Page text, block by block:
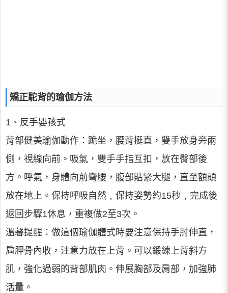
矯正駝背的瑜伽方法
1、反手嬰孩式
背部健美瑜伽動作：跪坐，腰背挺直，雙手放身旁兩
側，視線向前。吸氣，雙手手指互扣，放在臀部後
方。呼氣，身體向前彎腰，腹部貼緊大腿，直至額頭
放在地上。保持呼吸自然﹐保持姿勢約15秒﹐完成後
返回步驟1休息，重複做2至3次。
溫馨提醒：做這個瑜伽體式時要注意保持手肘伸直，
肩胛骨內收，注意力放在上背。可以鍛練上背斜方
肌，強化過弱的背部肌肉。伸展胸部及肩部，加強肺
活量。